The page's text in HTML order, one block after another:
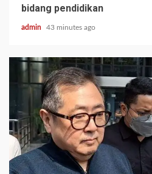
bidang pendidikan
admin 43 minutes ago